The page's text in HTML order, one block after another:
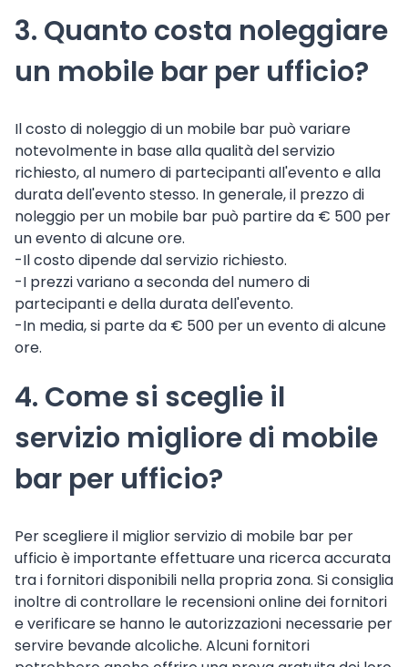
3. Quanto costa noleggiare
un mobile bar per ufficio?
Il costo di noleggio di un mobile bar può variare
notevolmente in base alla qualità del servizio
richiesto, al numero di partecipanti all'evento e alla
durata dell'evento stesso. In generale, il prezzo di
noleggio per un mobile bar può partire da € 500 per
un evento di alcune ore.
-Il costo dipende dal servizio richiesto.
-I prezzi variano a seconda del numero di
partecipanti e della durata dell'evento.
-In media, si parte da € 500 per un evento di alcune
ore.
4. Come si sceglie il
servizio migliore di mobile
bar per ufficio?
Per scegliere il miglior servizio di mobile bar per
ufficio è importante effettuare una ricerca accurata
tra i fornitori disponibili nella propria zona. Si consiglia
inoltre di controllare le recensioni online dei fornitori
e verificare se hanno le autorizzazioni necessarie per
servire bevande alcoliche. Alcuni fornitori